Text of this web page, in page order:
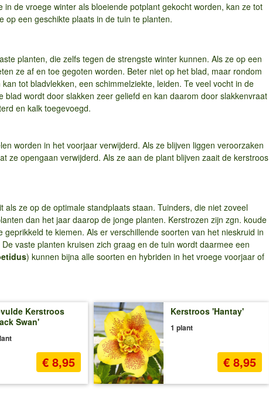
de vroege winter als bloeiende potplant gekocht worden, kan ze tot
een geschikte plaats in de tuin te planten.
planten, die zelfs tegen de strengste winter kunnen. Als ze op een
ze af en toe gegoten worden. Beter niet op het blad, maar rondom
tot bladvlekken, een schimmelziekte, leiden. Te veel vocht in de
wordt door slakken zeer geliefd en kan daarom door slakkenvraat
en kalk toegevoegd.
worden in het voorjaar verwijderd. Als ze blijven liggen veroorzaken
ze opengaan verwijderd. Als ze aan de plant blijven zaait de kerstroos
ze op de optimale standplaats staan. Tuinders, die niet zoveel
dan het jaar daarop de jonge planten. Kerstrozen zijn zgn. koude
te kiemen. Als er verschillende soorten van het nieskruid in
vaste planten kruisen zich graag en de tuin wordt daarmee een
) kunnen bijna alle soorten en hybriden in het vroege voorjaar of
Kerstroos
Swan'
€ 8,95
Kerstroos 'Hantay'
1 plant
€ 8,95